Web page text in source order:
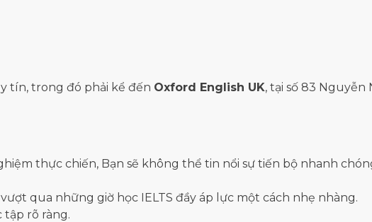
tín, trong đó phải kể đến Oxford English UK, tại số 83 Nguyễn
thực chiến, Bạn sẽ không thể tin nổi sự tiến bộ nhanh
qua những giờ học IELTS đầy áp lực một cách nhẹ nhàng.
tập rõ ràng.